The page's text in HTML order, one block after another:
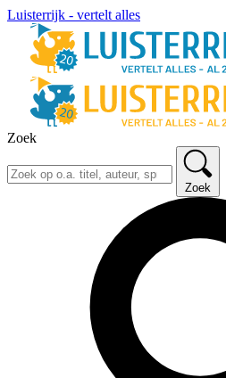
Luisterrijk - vertelt alles
Zoek
Zoek